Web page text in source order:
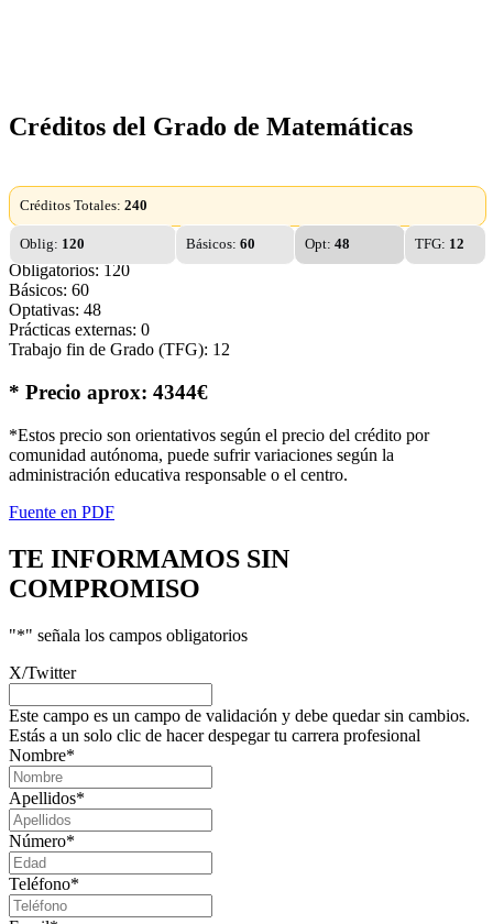
Créditos del Grado de Matemáticas
Créditos Totales: 240
Oblig: 120 Básicos:60 Opt:48 TFG: 12
Obligatorios: 120
Básicos: 60
Optativas: 48
Prácticas externas: 0
Trabajo fin de Grado (TFG): 12
* Precio aprox: 4344€
*Estos precio son orientativos según el precio del crédito por
comunidad autónoma, puede sufrir variaciones según la
administración educativa responsable o el centro.
Fuente en PDF
TE INFORMAMOS SIN
COMPROMISO
"*" señala los campos obligatorios
X/Twitter
Este campo es un campo de validación y debe quedar sin cambios.
Estás a un solo clic de hacer despegar tu carrera profesional
Nombre*
Apellidos*
Número*
Teléfono*